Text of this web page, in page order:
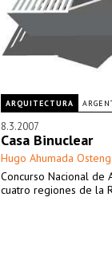
ARQUITECTURA
8.3.2007
Casa Binuclear
Hugo Ahumada
Concurso Nacional de
cuatro regiones de la